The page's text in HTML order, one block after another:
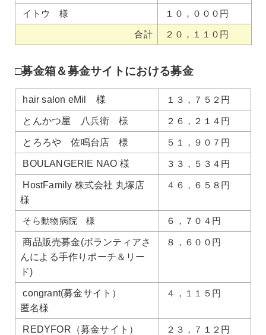
イトウ 様 １０，０００円
合計 ２０，１１０円
□募金箱＆募金サイトにおける募金
hair salon eMil 様 １３，７５２円
とんかつ屋 八兵衛 様 ２６，２１４円
とろろや 佐鳴台店 様 ５１，９０７円
BOULANGERIE NAO 様 ３３，５３４円
HostFamily 株式会社 丸塚店
様
４６，６５８円
そら動物病院 様 ６，７０４円
商品販売募金(ボランティアさ
んによる手作りポーチ＆リー
ド)
８，６００円
congrant(募金サイト）
匿名様
４，１１５円
REDYFOR（募金サイト）
２３，７１２円